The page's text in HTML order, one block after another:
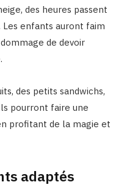
des heures passent
Les enfants auront faim
de devoir
des petits sandwichs,
pourront faire une
profitant de la magie et
adaptés